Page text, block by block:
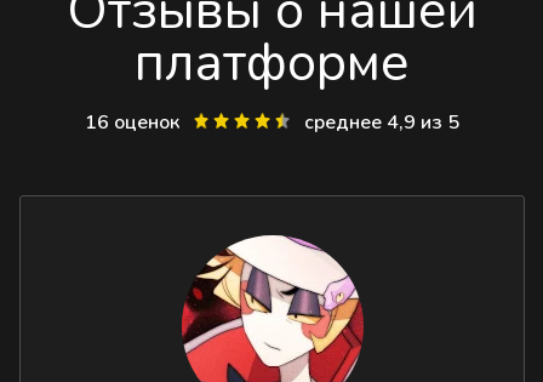
платформе
16 оценок среднее 4,9 из 5